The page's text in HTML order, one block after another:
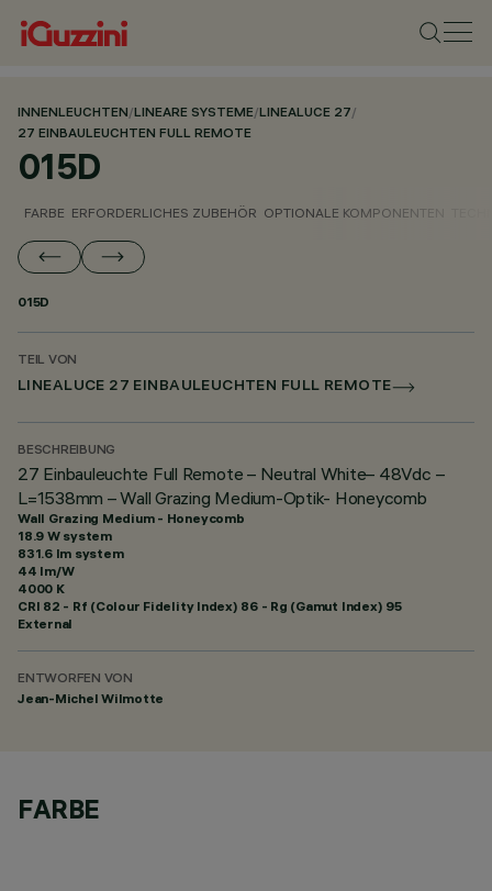
INNENLEUCHTEN/LINEARE SYSTEME/LINEALUCE 27/
27 EINBAULEUCHTEN FULL REMOTE
015D
FARBE ERFORDERLICHES ZUBEHÖR OPTIONALE KOMPONENTEN
015D
TEIL VON
LINEALUCE 27 EINBAULEUCHTEN FULL REMOTE
BESCHREIBUNG
27 Einbauleuchte Full Remote – Neutral White– 48Vdc –
L=1538mm – Wall Grazing Medium-Optik- Honeycomb
Wall Grazing Medium - Honeycomb
18.9 W system
831.6 lm system
44 lm/W
4000 K
CRI 82 - Rf (Colour Fidelity Index) 86 - Rg (Gamut Index) 95
External
ENTWORFEN VON
Jean-Michel Wilmotte
FARBE